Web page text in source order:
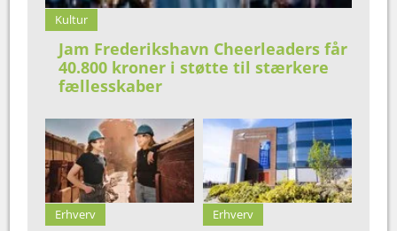
Kultur
Jam Frederikshavn Cheerleaders får
40.800 kroner i støtte til stærkere
fællesskaber
Erhverv Erhverv